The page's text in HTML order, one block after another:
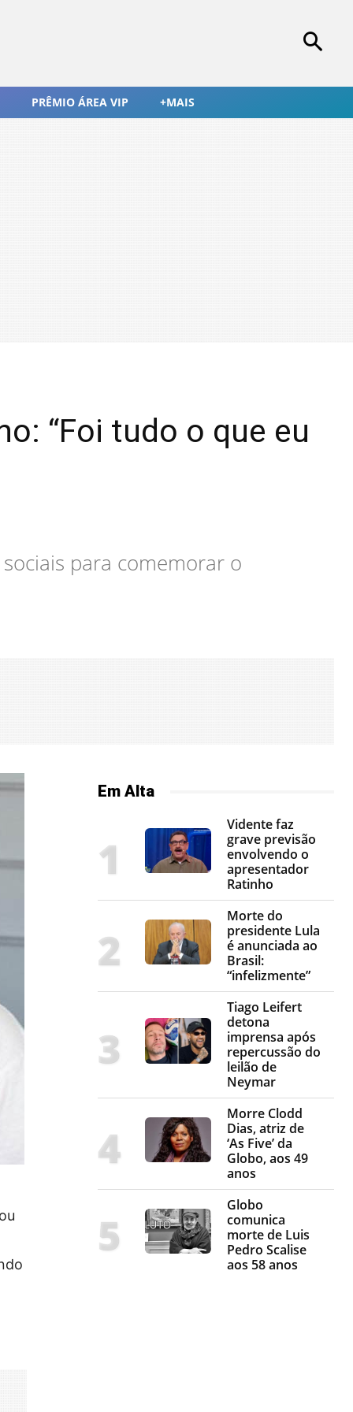
PRÊMIO ÁREA VIP +MAIS
“Foi tudo o que eu
para comemorar o
Em Alta
Vidente faz
grave previsão
envolvendo o
apresentador
Ratinho
Morte do
presidente Lula
é anunciada ao
Brasil:
“infelizmente”
Tiago Leifert
detona
imprensa após
repercussão do
leilão de
Neymar
Morre Clodd
Dias, atriz de
‘As Five’ da
Globo, aos 49
anos
Globo
comunica
morte de Luis
Pedro Scalise
aos 58 anos